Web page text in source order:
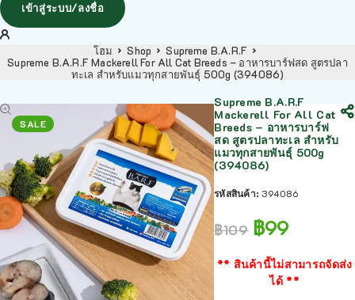
เข้าสู่ระบบ/ลงชื่อ
โฮม Shop
Supreme B.A.R.F
Supreme B.A.R.F Mackerell For All Cat Breeds – อาหารบาร์ฟสด สูตรปลา
ทะเล สำหรับแมวทุกสายพันธุ์ 500g (394086)
SALE
Supreme B.A.R.F
Mackerell For All Cat
Breeds – อาหารบาร์ฟ
สด สูตรปลาทะเล สำหรับ
แมวทุกสายพันธุ์ 500g
(394086)
รหัสสินค้า: 394086
฿109 ฿99
** สินค้านี้ไม่สามารถจัดส่ง
ได้ **